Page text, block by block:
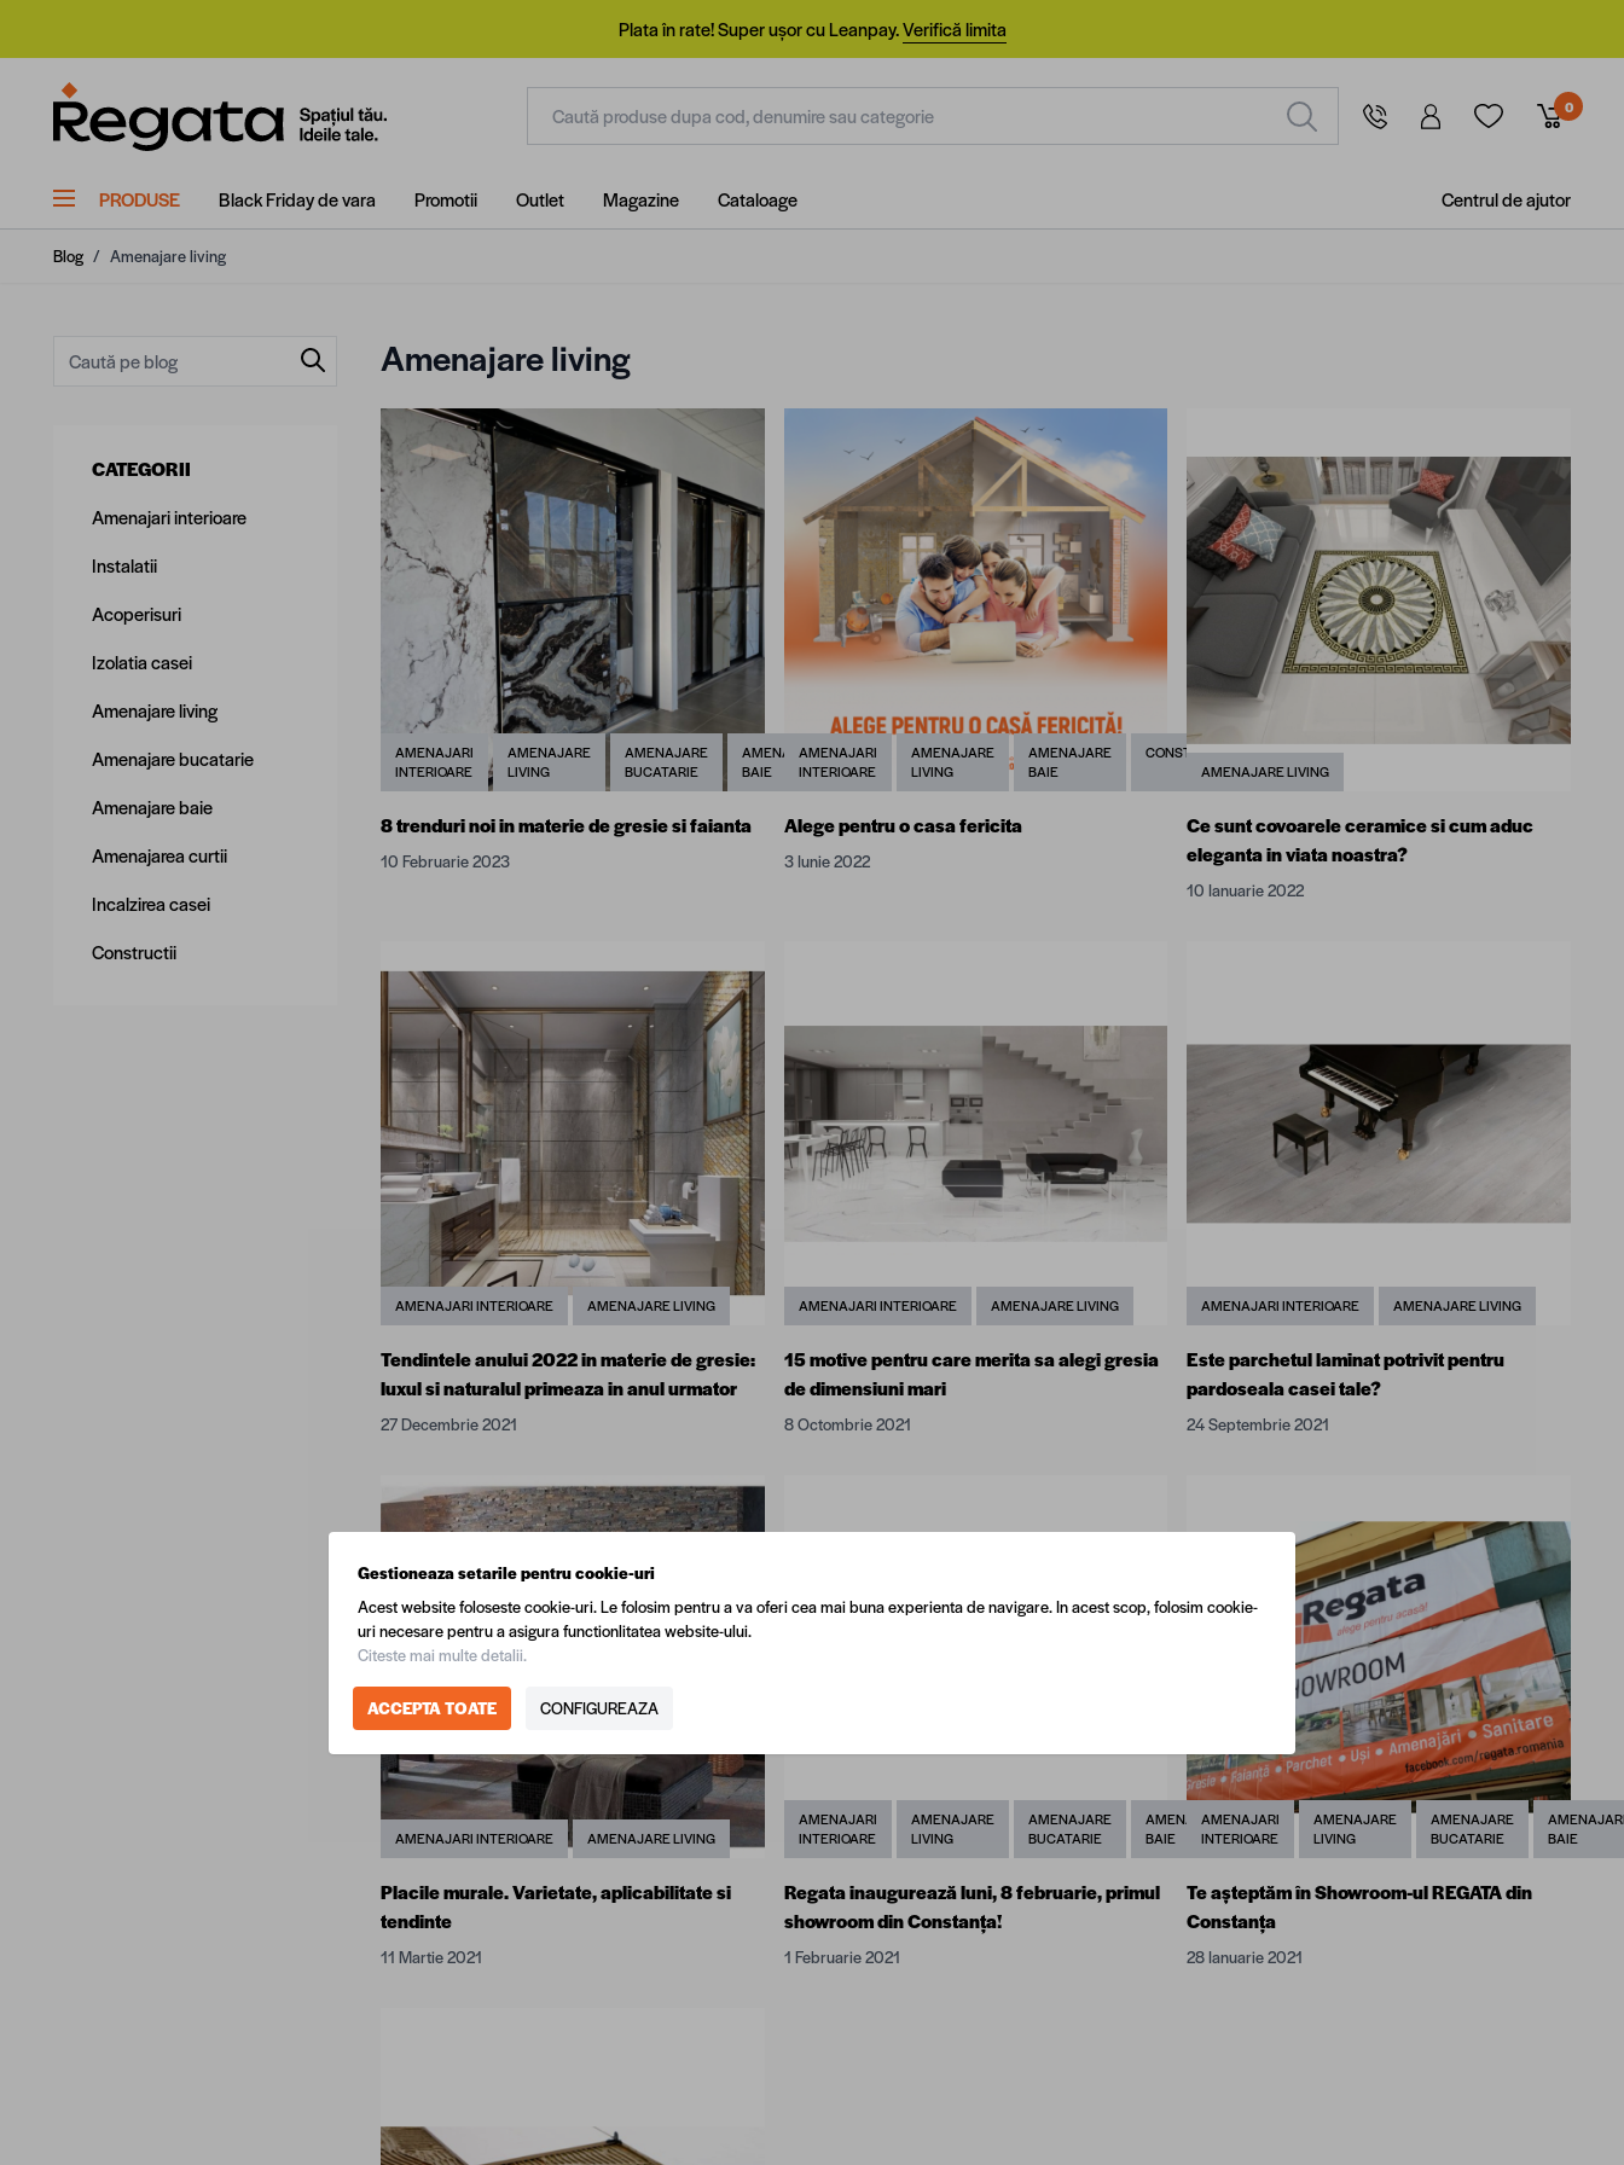
Plata în rate! Super ușor cu Leanpay.Verifică limita
0
PRODUSE Black Friday de vara Promotii Outlet Magazine Cataloage Centrul de ajutor
Blog / Amenajare living
Amenajare living
AMENAJARI
INTERIOARE
AMENAJARE
LIVING
AMENAJARE
BUCATARIE
AMENAJARE
BAIE
8 trenduri noi in materie de gresie si faianta
10 Februarie 2023
AMENAJARI
INTERIOARE
AMENAJARE
LIVING
AMENAJARE
BAIE
CONSTRUCTII
Alege pentru o casa fericita
3 Iunie 2022
AMENAJARE LIVING
Ce sunt covoarele ceramice si cum aduc
eleganta in viata noastra?
10 Ianuarie 2022
AMENAJARI INTERIOARE AMENAJARE LIVING
Tendintele anului 2022 in materie de gresie:
luxul si naturalul primeaza in anul urmator
27 Decembrie 2021
AMENAJARI INTERIOARE AMENAJARE LIVING
15 motive pentru care merita sa alegi gresia
de dimensiuni mari
8 Octombrie 2021
AMENAJARI INTERIOARE AMENAJARE LIVING
Este parchetul laminat potrivit pentru
pardoseala casei tale?
24 Septembrie 2021
AMENAJARI INTERIOARE AMENAJARE LIVING
Placile murale. Varietate, aplicabilitate si
tendinte
11 Martie 2021
AMENAJARI
INTERIOARE
AMENAJARE
LIVING
AMENAJARE
BUCATARIE
AMENAJARE
BAIE
Regata inaugurează luni, 8 februarie, primul
showroom din Constanța!
1 Februarie 2021
AMENAJARI
INTERIOARE
AMENAJARE
LIVING
AMENAJARE
BUCATARIE
BAIE
Te așteptăm în Showroom-ul REGATA din
Constanța
28 Ianuarie 2021
CATEGORII
Amenajari interioare
Instalatii
Acoperisuri
Izolatia casei
Amenajare living
Amenajare bucatarie
Amenajare baie
Amenajarea curtii
Incalzirea casei
Constructii
Gestioneaza setarile pentru cookie-uri
Acest website foloseste cookie-uri. Le folosim pentru a va oferi cea mai buna experienta de navigare. In acest scop, folosim cookie-
uri necesare pentru a asigura functionlitatea website-ului.
Citeste mai multe detalii.
ACCEPTA TOATE CONFIGUREAZA